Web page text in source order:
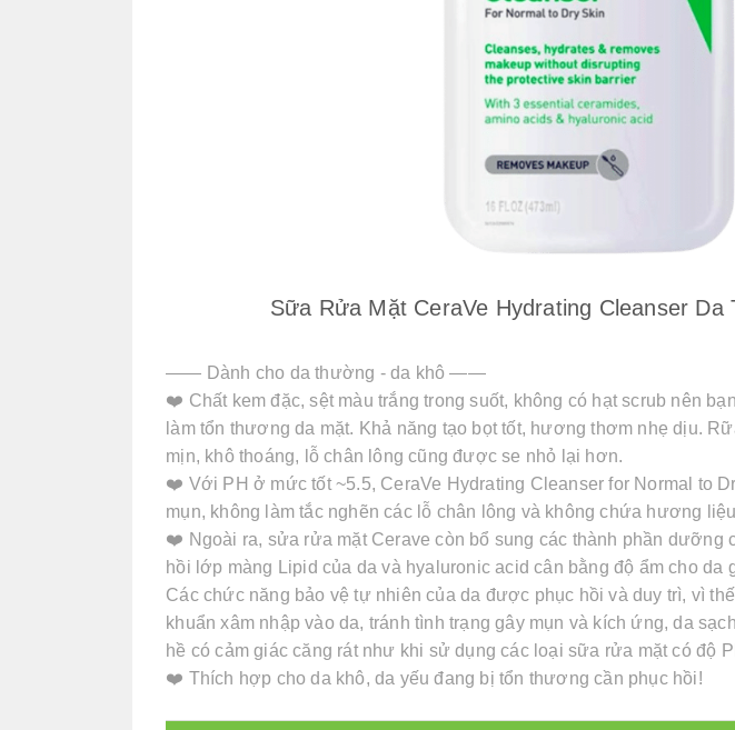
Sữa Rửa Mặt CeraVe Hydrating Cleanser Da
—— Dành cho da thường - da khô ——
❤️ Chất kem đặc, sệt màu trắng trong suốt, không có hạt scrub nên
làm tổn thương da mặt. Khả năng tạo bọt tốt, hương thơm nhẹ dịu.
mịn, khô thoáng, lỗ chân lông cũng được se nhỏ lại hơn.
❤️ Với PH ở mức tốt ~5.5, CeraVe Hydrating Cleanser for Normal to
mụn, không làm tắc nghẽn các lỗ chân lông và không chứa hương
❤️ Ngoài ra, sửa rửa mặt Cerave còn bổ sung các thành phần dưỡng
hồi lớp màng Lipid của da và hyaluronic acid cân bằng độ ẩm cho da
Các chức năng bảo vệ tự nhiên của da được phục hồi và duy trì, vì
khuẩn xâm nhập vào da, tránh tình trạng gây mụn và kích ứng, da
hề có cảm giác căng rát như khi sử dụng các loại sữa rửa mặt có độ
❤️ Thích hợp cho da khô, da yếu đang bị tổn thương cần phục hồi!